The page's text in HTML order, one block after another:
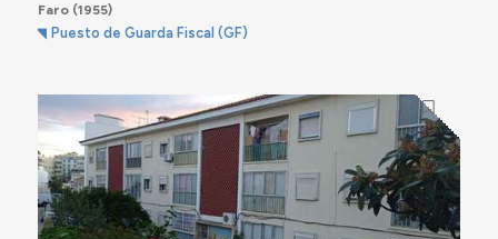
Faro(1955)
Puesto de Guarda Fiscal (GF)